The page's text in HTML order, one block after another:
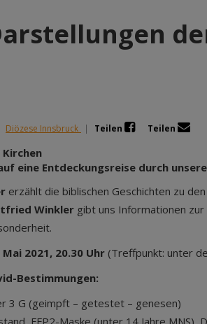
Diözese Innsbruck | Teilen Teilen
eine Entdeckungsreise durch
erzählt die biblischen Geschichten zu
Winkler gibt uns Informationen
2021, 20.30 Uhr (Treffpunkt: unter
Bestimmungen:
3 G (geimpft – getestet – genesen)
FFP2-Maske (unter 14 Jahre MNS),